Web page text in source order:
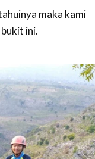
maka kami
ini.